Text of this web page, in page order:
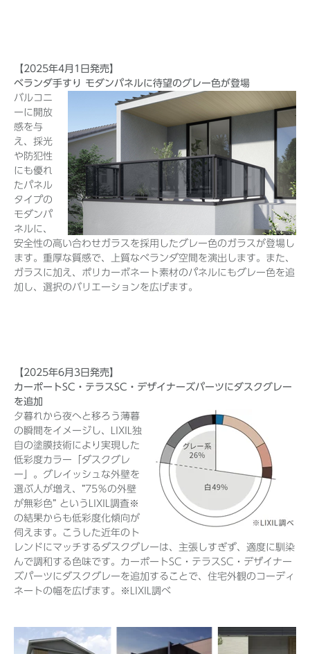
【2025年4月1日発売】
ベランダ手すり モダンパネルに待望のグレー色が登場
バルコニ
ーに開放
感を与
え、採光
や防犯性
にも優れ
たパネル
タイプの
モダンパ
ネルに、
安全性の高い合わせガラスを採用したグレー色のガラスが登場し
ます。重厚な質感で、上質なベランダ空間を演出します。また、
ガラスに加え、ポリカーボネート素材のパネルにもグレー色を追
加し、選択のバリエーションを広げます。
【2025年6月3日発売】
カーポートSC・テラスSC・デザイナーズパーツにダスクグレー
を追加
夕暮れから夜へと移ろう薄暮
の瞬間をイメージし、LIXIL独
自の塗膜技術により実現した
低彩度カラー「ダスクグレ
ー」。グレイッシュな外壁を
選ぶ人が増え、”75％の外壁
が無彩色” というLIXIL調査※
の結果からも低彩度化傾向が
伺えます。こうした近年のト
レンドにマッチするダスクグレーは、主張しすぎず、適度に馴染
んで調和する色味です。カーポートSC・テラスSC・デザイナー
ズパーツにダスクグレーを追加することで、住宅外観のコーディ
ネートの幅を広げます。
※LIXIL調べ